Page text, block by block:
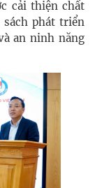
cải thiện chất
phát triển
an ninh năng